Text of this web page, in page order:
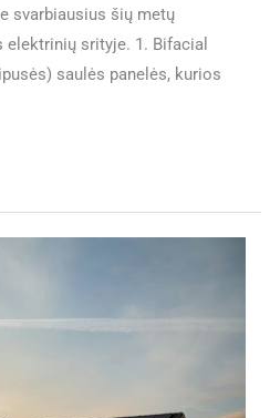
svarbiausius šių metų
srityje. 1. Bifacial
saulės panelės, kurios